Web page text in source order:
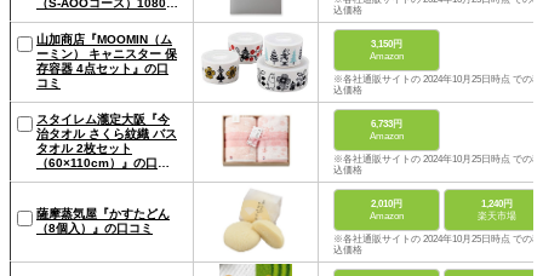
（S-AOOコース）10800
込価格
山加商店『MOOMIN（ム
ーミン） キャニスター 保
存容器 4点セット』の口
コミ
3,150円
Amazon
※各社通販サイトの 2024年10月25日時点 での税
込価格
スタイレム瀧定大阪『今
治タオル さくら紋織 バス
タオル 2枚セット
（60×110cm）』の口コ
6,733円
Amazon
※各社通販サイトの 2024年10月25日時点 での税
込価格
薩摩蒸気屋『かすたどん
（8個入）』の口コミ
2,010円
Amazon
1,240円
楽天市場
※各社通販サイトの 2024年10月25日時点 での税
込価格